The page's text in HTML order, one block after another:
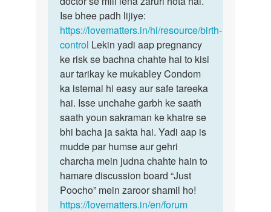
hue
ham…
by
Prerna
Ise bhee padh lijiye:
https://lovematters.in/hi/resource/birth-
control Lekin yadi aap pregnancy
ke risk se bachna chahte hai to kisi
aur tarikay ke mukabley Condom
ka istemal hi easy aur safe tareeka
hai. Isse unchahe garbh ke saath
saath youn sakraman ke khatre se
bhi bacha ja sakta hai. Yadi aap is
mudde par humse aur gehri
charcha mein judna chahte hain to
hamare discussion board “Just
Poocho” mein zaroor shamil ho!
https://lovematters.in/en/forum